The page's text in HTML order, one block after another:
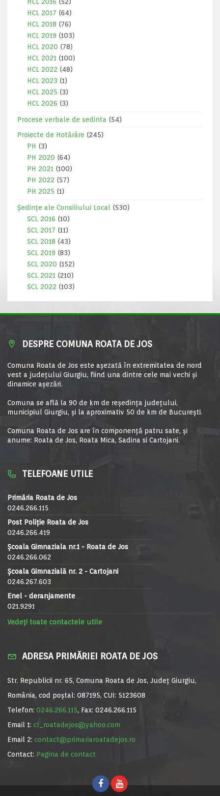
HCL 2017 (64)
HCL 2018 (76)
HCL 2019 (103)
HCL 2020 (78)
HCL 2021 (100)
HCL 2022 (48)
HCL 2023 (1)
HCL 2025 (3)
HCL 2026 (3)
Procese verbale de sedinta (54)
Proiecte de Hotărâre (245)
PH (3)
PH 2020 (64)
PH 2021 (100)
PH 2022 (57)
PH 2025 (1)
Ședințe ale Consiliului Local
(530)
SCL 2016 (10)
SCL 2017 (11)
SCL 2018 (43)
SCL 2019 (83)
SCL 2020 (152)
SCL 2021 (210)
SCL 2022 (103)
DESPRE COMUNA ROATA DE JOS
Comuna Roata de Jos este aşezată în extremitatea de nord
vest a judeţului Giurgiu, fiind una dintre cele mai vechi şi
dinamice aşezări.
Comuna se află la 90 de km de reşedinţa judeţului,
municipiul Giurgiu, şi la aproximativ 50 de km de Bucureşti.
Comuna Roata de Jos are în componență patru sate, și
anume: Roata de Jos, Roata Mica, Sadina si Cartojani.
TELEFOANE UTILE
Primăria Roata de Jos
0246.266.115
Post Poliție Roata de Jos
0246.266.419
Școala Gimnaziala nr.1 - Roata de Jos
0246.266.062
Școala Gimnazială nr. 2 - Cartojani
0246.267.603
Enel - deranjamente
021.9291
Vedeți toate contactele utile
ADRESA PRIMĂRIEI ROATA DE JOS
Str. Republicii nr. 65, Comuna Roata de Jos, Județ Giurgiu,
România, cod poștal: 087195, CUI: 5123608
Telefon: 0246.266.115, Fax: 0246.266.115
Email 1: cl_roatadejos@yahoo.com
Email 2: contact@primariaroatadejos.ro
Contact: Pagina de contact